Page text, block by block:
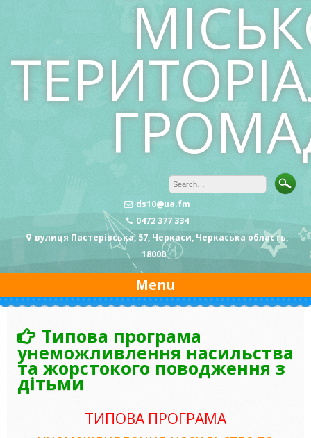
ds10@ua.fm
0472 377 334
вулиця Пастерівська, 57, Черкаси, Черкаська область,
18000
Menu
Типова програма
унеможливлення насильства
та жорстокого поводження з
дітьми
ТИПОВА ПРОГРАМА